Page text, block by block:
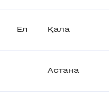
Ел Қала
Астана